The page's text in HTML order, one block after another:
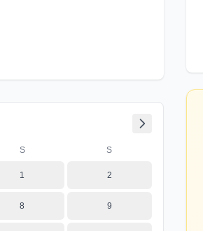
S S
1 2
8 9